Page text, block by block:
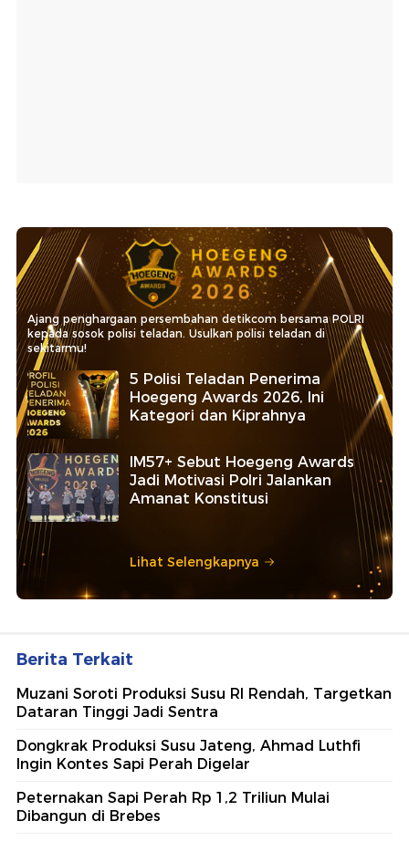
Ajang penghargaan persembahan detikcom bersama POLRI
kepada sosok polisi teladan. Usulkan polisi teladan di
sekitarmu!
5 Polisi Teladan Penerima
Hoegeng Awards 2026, Ini
Kategori dan Kiprahnya
IM57+ Sebut Hoegeng Awards
Jadi Motivasi Polri Jalankan
Amanat Konstitusi
Lihat Selengkapnya
Berita Terkait
Muzani Soroti Produksi Susu RI Rendah, Targetkan
Dataran Tinggi Jadi Sentra
Dongkrak Produksi Susu Jateng, Ahmad Luthfi
Ingin Kontes Sapi Perah Digelar
Peternakan Sapi Perah Rp 1,2 Triliun Mulai
Dibangun di Brebes